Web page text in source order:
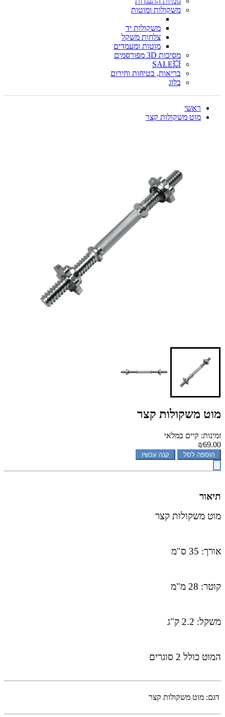
משקולות ומוטות
משקולות יד
צלחות משקל
מוטות ומעמדים
מסיכות 3D מפורסמים
💥SALE
בריאות, בטיחות וחירום
בלוג
ראשי
מוט משקולות קצר
מוט משקולות קצר
זמינות: קיים במלאי
₪69.00
הוספה לסל קנה עכשיו
תיאור
מוט משקולות קצר
אורך: 35 ס"מ
קוטר: 28 מ"מ
משקל: 2.2 ק"ג
המוט כולל 2 סוגרים
דגם: מוט משקולות קצר